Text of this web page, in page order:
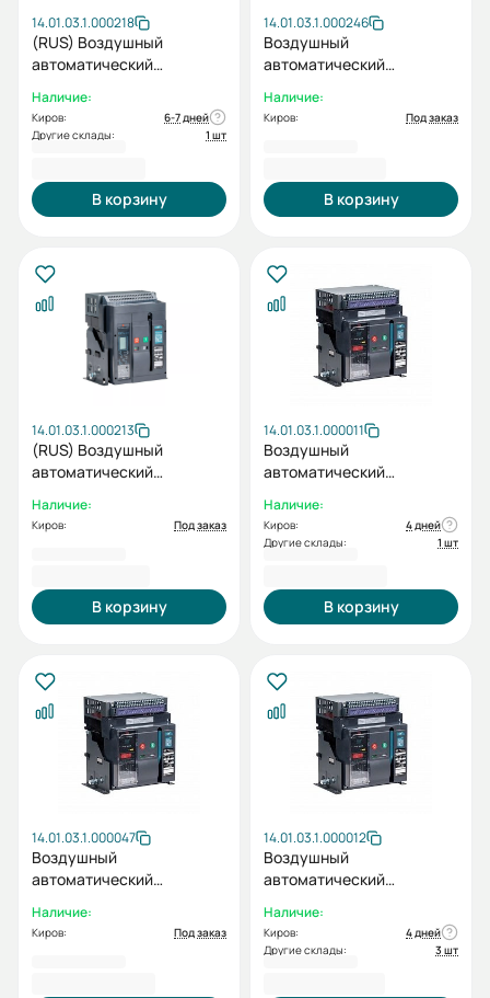
14.01.03.1.000218
(RUS) Воздушный
автоматический
40A 3F M0C0S0 2X 630A
(Стационарный, 3пол.
Наличие:
Киров:
6-7 дней
Другие склады:
1 шт
В корзину
14.01.03.1.000246
Воздушный
автоматический
3F M2C2S2 3H 630A
Наличие:
Киров: Под заказ
В корзину
14.01.03.1.000213
(RUS) Воздушный
автоматический
40-0 3F M2C2S2 2X 630A
(Стационарный, 3пол.
вкл 220В и нез. расцеп
220В)
Наличие:
Киров: Под заказ
В корзину
14.01.03.1.000011
Воздушный
автоматический
3F M2C2S2 М 630A
Наличие:
Киров:
4 дней
Другие склады:
1 шт
В корзину
14.01.03.1.000047
Воздушный
автоматический
3F M2C2S2 М 630A
Наличие:
Киров: Под заказ
14.01.03.1.000012
Воздушный
автоматический
3F M2C2S2 М 800A
Наличие:
Киров:
4 дней
Другие склады:
3 шт